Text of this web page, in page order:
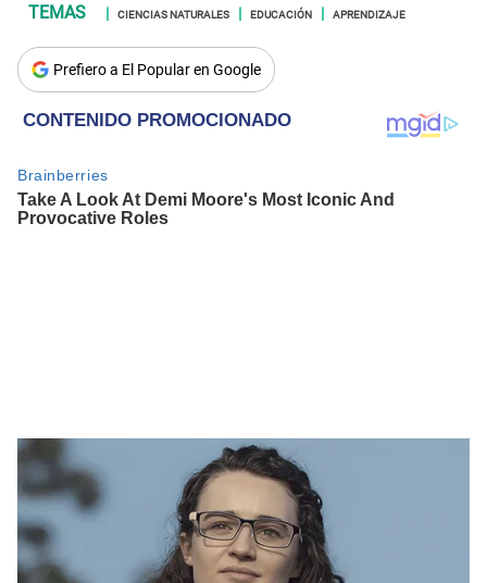
CIENCIAS NATURALES EDUCACIÓN APRENDIZAJE
Prefiero a El Popular en Google